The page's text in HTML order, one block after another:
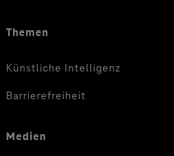
Themen
Künstliche Intelligenz
Barrierefreiheit
Medien